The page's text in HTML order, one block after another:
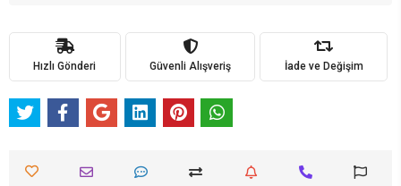
Hızlı Gönderi Güvenli Alışveriş İade ve Değişim